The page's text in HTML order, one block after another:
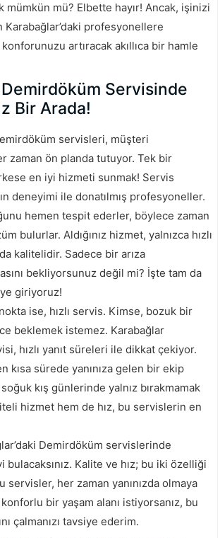
mümkün mü? Elbette hayır! Ancak, işinizi
Karabağlar’daki profesyonellere
artıracak akıllıca bir hamle
Servisinde
Bir Arada!
servisleri, müşteri
zaman ön planda tutuyor. Tek bir
en iyi hizmeti sunmak! Servis
deneyimi ile donatılmış profesyoneller.
hemen tespit ederler, böylece zaman
bulurlar. Aldığınız hizmet, yalnızca hızlı
kalitelidir. Sadece bir arıza
bekliyorsunuz değil mi? İşte tam da
giriyoruz!
ise, hızlı servis. Kimse, bozuk bir
beklemek istemez. Karabağlar
hızlı yanıt süreleri ile dikkat çekiyor.
kısa sürede yanınıza gelen bir ekip
kış günlerinde yalnız bırakmamak
hizmet hem de hız, bu servislerin en
Demirdöküm servislerinde
bulacaksınız. Kalite ve hız; bu iki özelliği
servisler, her zaman yanınızda olmaya
bir yaşam alanı istiyorsanız, bu
çalmanızı tavsiye ederim.